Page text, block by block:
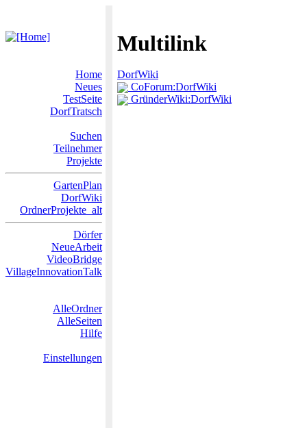
Multilink
Home
Neues
TestSeite
DorfTratsch
Suchen
Teilnehmer
Projekte
GartenPlan
DorfWiki
OrdnerProjekte_alt
Dörfer
NeueArbeit
VideoBridge
VillageInnovationTalk
AlleOrdner
AlleSeiten
Hilfe
Einstellungen
DorfWiki
CoForum:DorfWiki
GründerWiki:DorfWiki